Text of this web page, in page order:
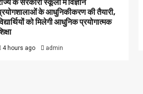
के सरकारी स्कूलों में विज्ञान
के आधुनिकीकरण की तैयारी,
को मिलेगी आधुनिक प्रयोगात्मक
4 hours ago admin